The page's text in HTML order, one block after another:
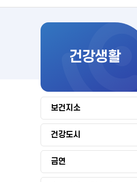
건강생활
보건지소
건강도시
금연